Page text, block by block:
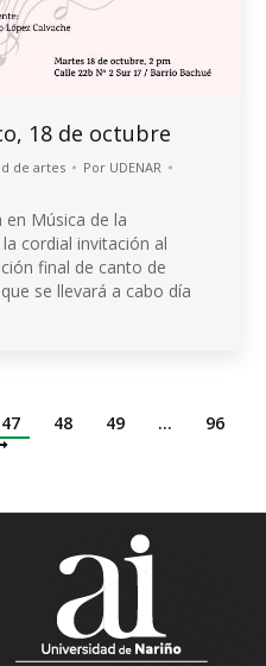
18 de octubre
de artes Por UDENAR
en Música de la
cordial invitación al
final de canto de
se llevará a cabo día
47 48 49 … 96